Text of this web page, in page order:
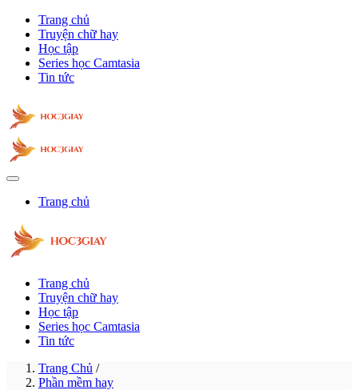
Trang chủ
Truyện chữ hay
Học tập
Series học Camtasia
Tin tức
Trang chủ
Trang chủ
Truyện chữ hay
Học tập
Series học Camtasia
Tin tức
Trang Chủ /
Phần mềm hay